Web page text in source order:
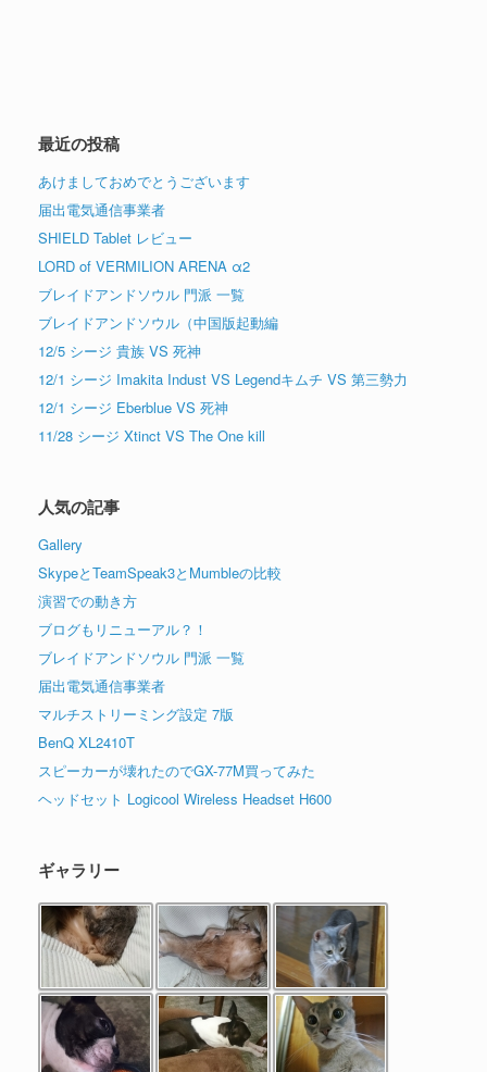
最近の投稿
あけましておめでとうございます
届出電気通信事業者
SHIELD Tablet レビュー
LORD of VERMILION ARENA α2
ブレイドアンドソウル 門派 一覧
ブレイドアンドソウル（中国版起動編
12/5 シージ 貴族 VS 死神
12/1 シージ Imakita Indust VS Legendキムチ VS 第三勢力
12/1 シージ Eberblue VS 死神
11/28 シージ Xtinct VS The One kill
人気の記事
Gallery
SkypeとTeamSpeak3とMumbleの比較
演習での動き方
ブログもリニューアル？！
ブレイドアンドソウル 門派 一覧
届出電気通信事業者
マルチストリーミング設定 7版
BenQ XL2410T
スピーカーが壊れたのでGX-77M買ってみた
ヘッドセット Logicool Wireless Headset H600
ギャラリー